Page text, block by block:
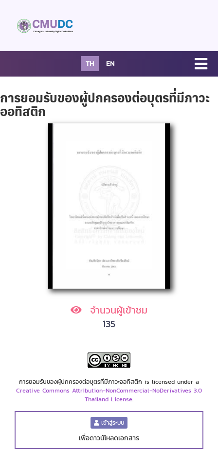
TH EN
การยอมรับของผู้ปกครองต่อบุตรที่มีภาวะ
ออทิสติก
จำนวนผู้เข้าชม
135
การยอมรับของผู้ปกครองต่อบุตรที่มีภาวะออทิสติก is licensed under a
Creative Commons Attribution-NonCommercial-NoDerivatives 3.0
Thailand License.
เข้าสู่ระบบ
เพื่อดาวน์โหลดเอกสาร